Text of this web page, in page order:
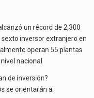
un récord de 2,300
inversor extranjero en
operan 55 plantas
nacional.
de inversión?
se orientarán a: